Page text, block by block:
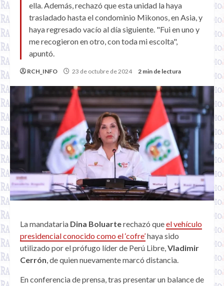
ella. Además, rechazó que esta unidad la haya
trasladado hasta el condominio Mikonos, en Asia, y
haya regresado vacío al día siguiente. "Fui en uno y
me recogieron en otro, con toda mi escolta",
apuntó.
RCH_INFO 23 de octubre de 2024 2 min de lectura
La mandataria Dina Boluarterechazó queel vehículo
presidencial conocido como el ‘cofre’haya sido
utilizado por el prófugo líder de Perú Libre,Vladimir
Cerrón, de quien nuevamente marcó distancia.
En conferencia de prensa, tras presentar un balance de